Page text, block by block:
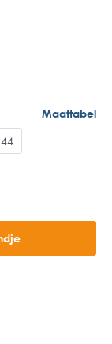
Maattabel
44